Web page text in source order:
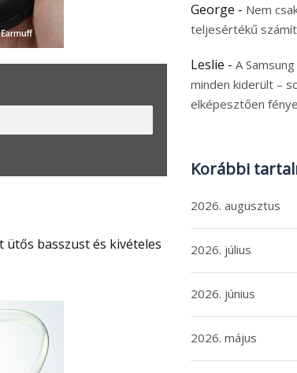
George - Nem
teljesértékű
Leslie - A
minden kiderült –
elképesztően
Korábbi
2026. augusztus
2026. július
2026. június
2026. május